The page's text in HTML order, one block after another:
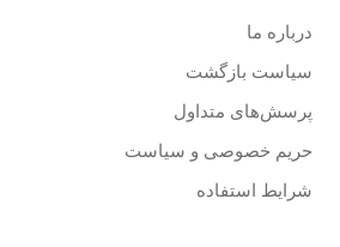
درباره ما
سیاست بازگشت
پرسش‌های متداول
حریم خصوصی و سیاست
شرایط استفاده